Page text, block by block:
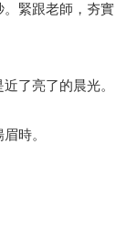
。緊跟老師，夯實
了亮了的晨光。
時。